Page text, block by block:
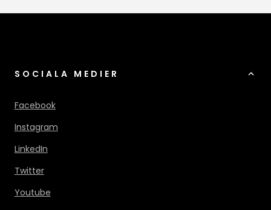
SOCIALA MEDIER
Facebook
Instagram
LinkedIn
Twitter
Youtube